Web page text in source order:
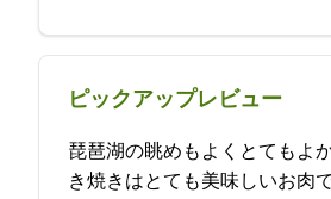
ピックアップレビュー
琵琶湖の眺めもよくとてもよ
き焼きはとても美味しいお肉